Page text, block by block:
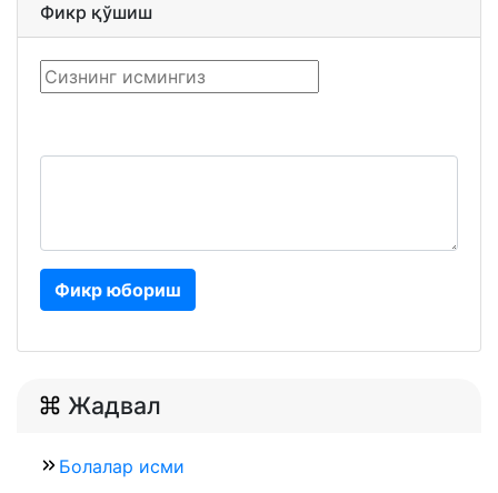
Фикр қўшиш
Фикр юбориш
Жадвал
Болалар исми